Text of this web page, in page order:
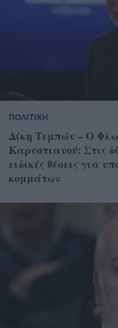
ΠΟΛΙΤΙΚΗ
Δίκη Τεμπών – Ο
Καρυστιανού: Στις
ειδικές θέσεις για
κομμάτων